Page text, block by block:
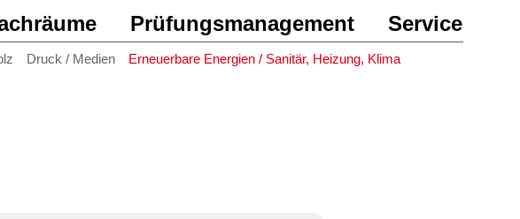
Druck / Medien Erneuerbare Energien / Sanitär, Heizung, Klima
Prüfungsmanagement Service